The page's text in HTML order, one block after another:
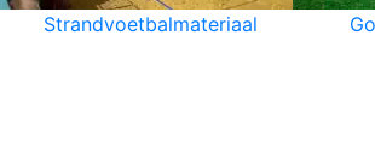
Strandvoetbalmateriaal